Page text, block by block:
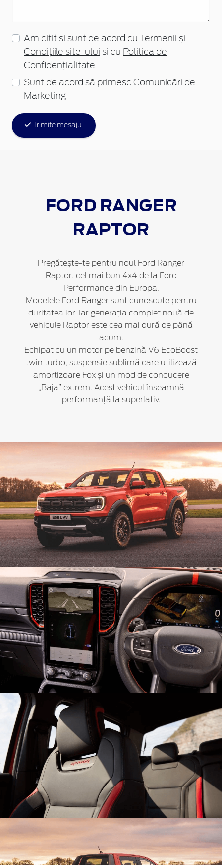
Am citit si sunt de acord cu
Termenii și
Condițiile site-ului si cu Politica de
Confidențialitate
Sunt de acord să primesc Comunicări de
Marketing
Trimite mesajul
FORD RANGER
RAPTOR
Pregătește-te pentru noul Ford Ranger
Raptor: cel mai bun 4x4 de la Ford
Performance din Europa.
Modelele Ford Ranger sunt cunoscute pentru
duritatea lor. Iar generația complet nouă de
vehicule Raptor este cea mai dură de până
acum.
Echipat cu un motor pe benzină V6 EcoBoost
twin turbo, suspensie sublimă care utilizează
amortizoare Fox și un mod de conducere
„Baja” extrem. Acest vehicul înseamnă
performanță la superlativ.